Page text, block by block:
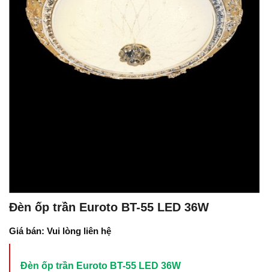
Đèn ốp trần Euroto BT-55 LED 36W
Giá bán: Vui lòng liên hệ
Đèn ốp trần Euroto BT-55 LED 36W